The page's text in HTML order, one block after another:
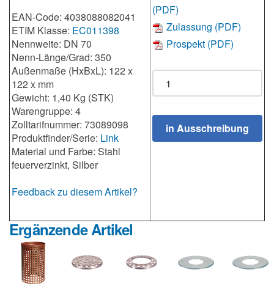
EAN-Code: 4038088082041
ETIM Klasse: EC011398
Nennweite: DN 70
Nenn-Länge/Grad: 350
Außenmaße (HxBxL): 122 x
122 x mm
Gewicht: 1,40 Kg (STK)
Warengruppe: 4
Zolltarifnummer: 73089098
Produktfinder/Serie: Link
Material und Farbe: Stahl
feuerverzinkt, Silber
Feedback zu diesem Artikel?
(PDF)
Zulassung (PDF)
Prospekt (PDF)
Ergänzende Artikel